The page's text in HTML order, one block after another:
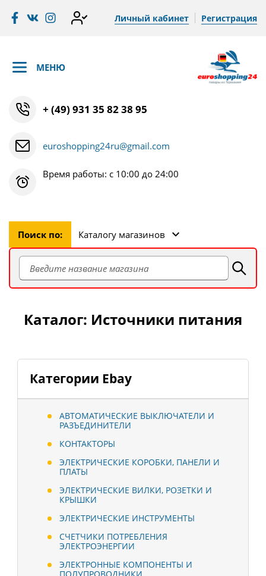
Личный кабинет Регистрация
МЕНЮ
+ (49) 931 35 82 38 95
euroshopping24ru@gmail.com
Время работы: с 10:00 до 24:00
Поиск по: Каталогу магазинов
Категории Ebay
АВТОМАТИЧЕСКИЕ ВЫКЛЮЧАТЕЛИ И
РАЗЪЕДИНИТЕЛИ
КОНТАКТОРЫ
ЭЛЕКТРИЧЕСКИЕ КОРОБКИ, ПАНЕЛИ И
ПЛАТЫ
ЭЛЕКТРИЧЕСКИЕ ВИЛКИ, РОЗЕТКИ И
КРЫШКИ
ЭЛЕКТРИЧЕСКИЕ ИНСТРУМЕНТЫ
СЧЕТЧИКИ ПОТРЕБЛЕНИЯ
ЭЛЕКТРОЭНЕРГИИ
ЭЛЕКТРОННЫЕ КОМПОНЕНТЫ И
Каталог: Источники питания